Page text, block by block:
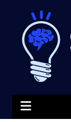
contenu